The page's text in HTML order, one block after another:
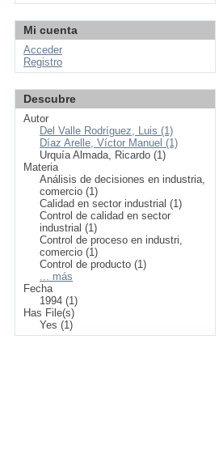
Mi cuenta
Acceder
Registro
Descubre
Autor
Del Valle Rodríguez, Luis (1)
Díaz Arelle, Víctor Manuel (1)
Urquía Almada, Ricardo (1)
Materia
Análisis de decisiones en industria,
comercio (1)
Calidad en sector industrial (1)
Control de calidad en sector
industrial (1)
Control de proceso en industri,
comercio (1)
Control de producto (1)
... más
Fecha
1994 (1)
Has File(s)
Yes (1)